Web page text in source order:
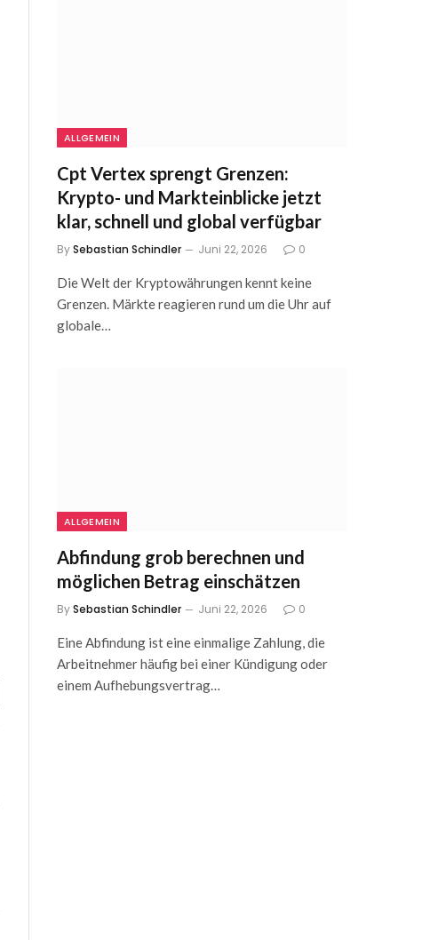
ALLGEMEIN
Cpt Vertex sprengt Grenzen:
Krypto- und Markteinblicke jetzt
klar, schnell und global verfügbar
BySebastian Schindler Juni 22, 2026 0
Die Welt der Kryptowährungen kennt keine
Grenzen. Märkte reagieren rund um die Uhr auf
globale…
ALLGEMEIN
Abfindung grob berechnen und
möglichen Betrag einschätzen
BySebastian Schindler Juni 22, 2026 0
Eine Abfindung ist eine einmalige Zahlung, die
Arbeitnehmer häufig bei einer Kündigung oder
einem Aufhebungsvertrag…